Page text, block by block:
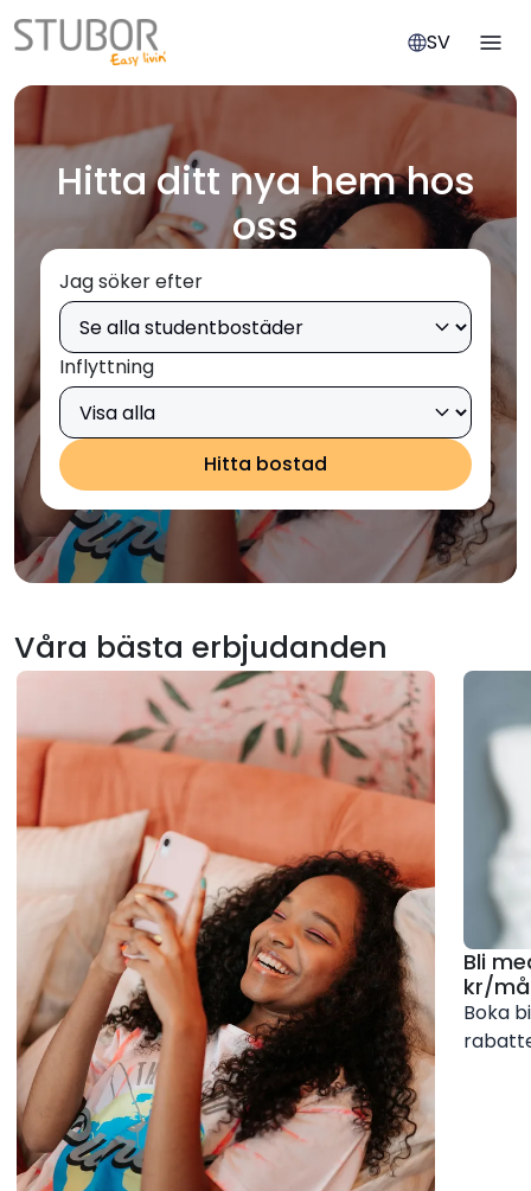
SV
Hitta ditt nya hem hos
oss
Jag söker efter
Inflyttning
Hitta bostad
Våra bästa erbjudanden
Bli
kr/
Boka